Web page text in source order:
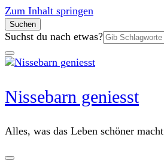
Zum Inhalt springen
Suchen
Suchen
nach:
Suchst du nach etwas?
Nissebarn geniesst
Alles, was das Leben schöner macht